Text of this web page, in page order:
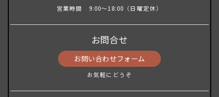
営業時間 9:00～18:00（日曜定休）
お問合せ
お問い合わせフォーム
お気軽にどうぞ